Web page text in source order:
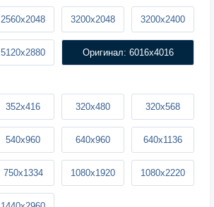
2560x2048 3200x2048 3200x2400
5120x2880 Оригинал: 6016x4016
352x416 320x480 320x568
540x960 640x960 640x1136
750x1334 1080x1920 1080x2220